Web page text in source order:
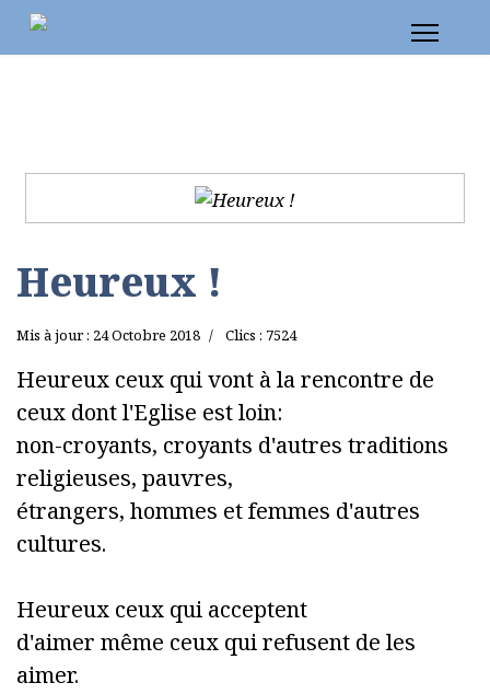
Heureux !
Mis à jour : 24 Octobre 2018 Clics : 7524
Heureux ceux qui vont à la rencontre de
ceux dont l'Eglise est loin:
non-croyants, croyants d'autres traditions
religieuses, pauvres,
étrangers, hommes et femmes d'autres
cultures.
Heureux ceux qui acceptent
d'aimer même ceux qui refusent de les
aimer.